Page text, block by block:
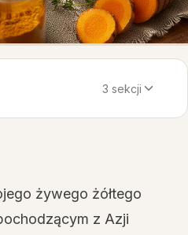
3 sekcji
żywego żółtego
z Azji